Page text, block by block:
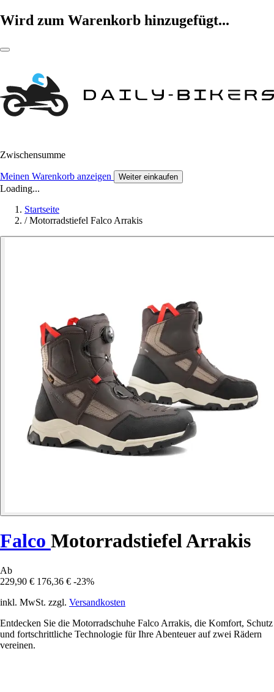
Wird zum Warenkorb hinzugefügt...
Zwischensumme
Meinen Warenkorb anzeigen Weiter einkaufen
Loading...
Startseite
/ Motorradstiefel Falco Arrakis
Falco Motorradstiefel Arrakis
Ab
229,90 € 176,36 € -23%
inkl. MwSt. zzgl. Versandkosten
Entdecken Sie die Motorradschuhe Falco Arrakis, die Komfort, Schutz
und fortschrittliche Technologie für Ihre Abenteuer auf zwei Rädern
vereinen.